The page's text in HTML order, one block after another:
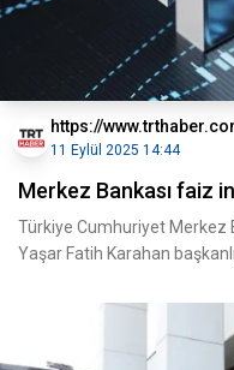
https://
11 Eylül 2025 14:44
Merkez Bankası faiz
Türkiye Cumhuriyet Merkez
Yaşar Fatih Karahan